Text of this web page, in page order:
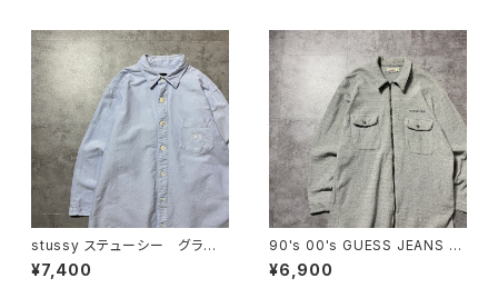
stussy ステューシー グラデ
ーションボタン ショーンフォン
ト 刺繍ロゴ 胸ポケット オッ
¥7,400
90's 00's GUESS JEANS ゲ
スジーンズ 刺繍ロゴ フラッ
プ付きポケット グレー フルジ
¥6,900